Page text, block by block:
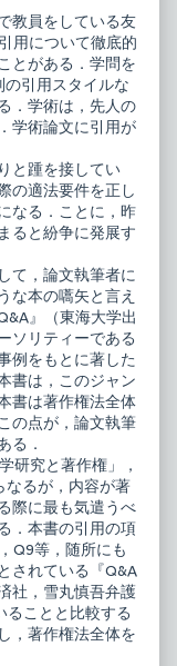
教員をしている友
用について徹底的
とがある．学問を
引用スタイルな
．学術は，先人の
学術論文に引用が
と踵を接してい
の適法要件を正し
なる．ことに，昨
ると紛争に発展す
て，論文執筆者に
な本の嚆矢と言え
』（東海大学出
ソリティーである
例をもとに著した
書は，このジャン
書は著作権法全体
の点が，論文執筆
る．
研究と著作権」，
なるが，内容が著
際に最も気遣うべ
．本書の引用の項
Q9等，随所にも
されている『Q&A
社，雪丸慎吾弁護
ることと比較する
，著作権法全体を